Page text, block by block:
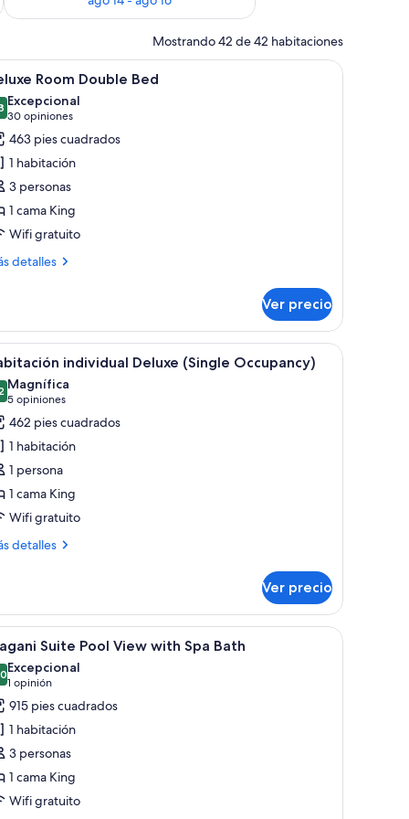
Mostrando 42 de 42 habitaciones
televisión y vista a una piscina.Una habitación de hotel con cama, sofá,
6 Room Double Bed
de 10
Excepcional
30 opiniones
(30
opiniones)
463 pies cuadrados
1 habitación
3 personas
1 cama King
Wifi gratuito
detalles
Ver precio
un escritorio, una silla y una pantalla de televisión que muestra
Una habitación de hotel con una cama
6 individual Deluxe (Single Occupancy)
de 10
Magnífica
5 opiniones
(5
opiniones)
462 pies cuadrados
1 habitación
1 persona
1 cama King
Wifi gratuito
detalles
Ver precio
un sofá, un comedor y vistas a zonas verdes.Habitación de hotel con una cama grande,
10 Suite Pool View with Spa Bath
de 10
Excepcional
1 opinión
(1
opinión)
915 pies cuadrados
1 habitación
3 personas
1 cama King
Wifi gratuito